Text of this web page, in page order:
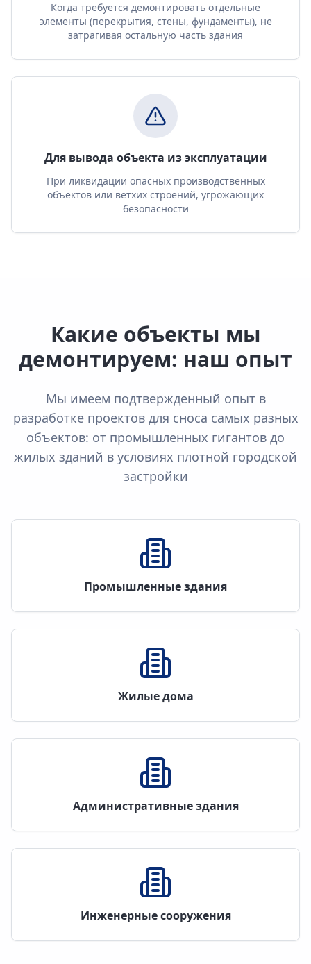
Когда требуется демонтировать отдельные
элементы (перекрытия, стены, фундаменты), не
затрагивая остальную часть здания
Для вывода объекта из эксплуатации
При ликвидации опасных производственных
объектов или ветхих строений, угрожающих
безопасности
Какие объекты мы
демонтируем: наш опыт
Мы имеем подтвержденный опыт в
разработке проектов для сноса самых разных
объектов: от промышленных гигантов до
жилых зданий в условиях плотной городской
застройки
Промышленные здания
Жилые дома
Административные здания
Инженерные сооружения